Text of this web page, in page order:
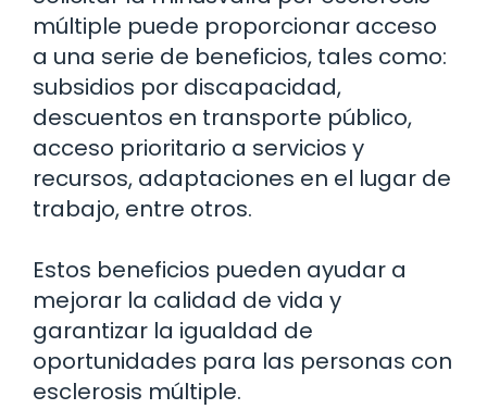
múltiple puede proporcionar acceso
a una serie de beneficios, tales como:
subsidios por discapacidad,
descuentos en transporte público,
acceso prioritario a servicios y
recursos, adaptaciones en el lugar de
trabajo, entre otros.
Estos beneficios pueden ayudar a
mejorar la calidad de vida y
garantizar la igualdad de
oportunidades para las personas con
esclerosis múltiple.